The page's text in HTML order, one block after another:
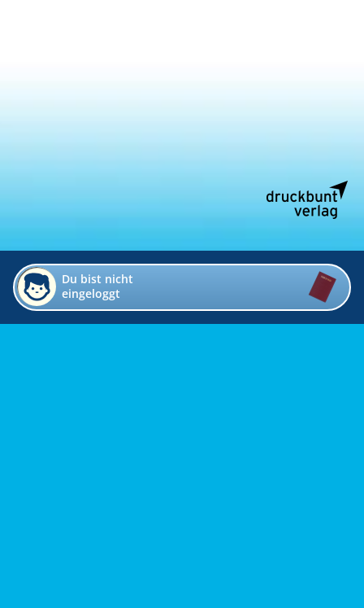
Du bist nicht
eingeloggt